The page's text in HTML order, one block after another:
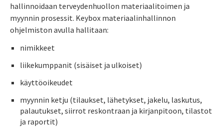
hallinnoidaan terveydenhuollon materiaalitoimen ja
myynnin prosessit. Keybox materiaalinhallinnon
ohjelmiston avulla hallitaan:
nimikkeet
liikekumppanit (sisäiset ja ulkoiset)
käyttöoikeudet
myynnin ketju (tilaukset, lähetykset, jakelu, laskutus,
palautukset, siirrot reskontraan ja kirjanpitoon, tilastot
ja raportit)